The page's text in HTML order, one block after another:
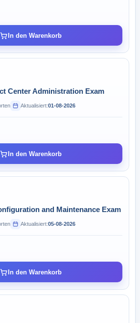
In den Warenkorb
Center Administration Exam
Aktualisiert:01-08-2026
In den Warenkorb
and Maintenance Exam
Aktualisiert:05-08-2026
In den Warenkorb